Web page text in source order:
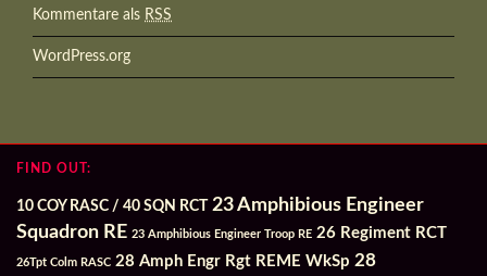
Kommentare als RSS
WordPress.org
FIND OUT:
10 COY RASC / 40 SQN RCT
23 Amphibious Engineer
Squadron RE 23 Amphibious Engineer Troop RE 26 Regiment RCT
26Tpt Colm RASC 28 Amph Engr Rgt REME WkSp 28